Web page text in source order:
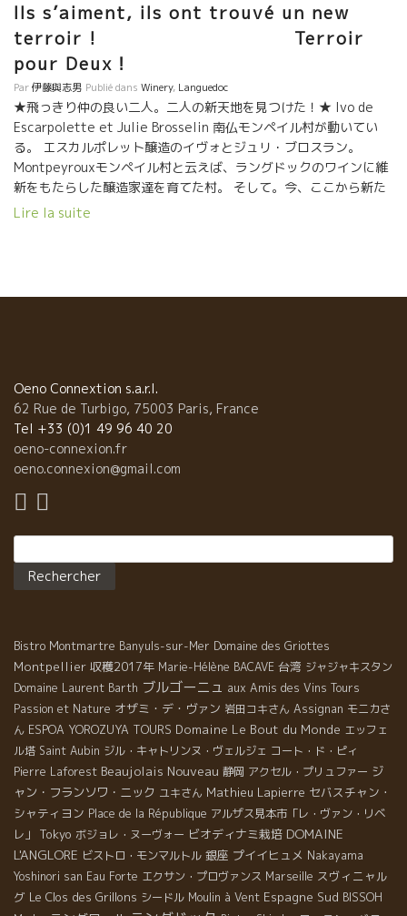
Ils s’aiment, ils ont trouvé un new
terroir ! Terroir
pour Deux！
Par伊藤與志男 Publié dans Winery, Languedoc
★飛っきり仲の良い二人。二人の新天地を見つけた！★ Ivo de
Escarpolette et Julie Brosselin 南仏モンペイル村が動いてい
る。 エスカルポレット醸造のイヴォとジュリ・ブロスラン。
Montpeyrouxモンペイル村と云えば、ラングドックのワインに維
新をもたらした醸造家達を育てた村。 そして。今、ここから新た
に時代を築きつつあるこの二人。 紆余曲折ありながらも、赤い糸
Lire la suite
Oeno Connextion s.a.r.l.
62 Rue de Turbigo, 75003 Paris, France
Tel +33 (0)1 49 96 40 20
oeno-connexion.fr
oeno.connexion@gmail.com
Bistro Montmartre Banyuls-sur-Mer Domaine des Griottes
Montpellier 収穫2017年 Marie-Hélène BACAVE 台湾 ジャジャキスタン
Domaine Laurent Barth ブルゴーニュ aux Amis des Vins Tours
Passion et Nature オザミ・デ・ヴァン 岩田コキさん Assignan モニカさ
ん ESPOA YOROZUYA TOURS Domaine Le Bout du Monde エッフェ
ル塔 Saint Aubin ジル・キャトリンヌ・ヴェルジェ コート・ド・ピィ
Pierre Laforest Beaujolais Nouveau 静岡 アクセル・プリュファー ジ
ャン・フランソワ・ニック ユキさん Mathieu Lapierre セバスチャン・
シャティヨン Place de la République アルザス見本市「レ・ヴァン・リベ
レ」
Tokyo ボジョレ・ヌーヴォー ビオディナミ栽培 DOMAINE
L'ANGLORE ビストロ・モンマルトル 銀座 プイイヒュメ Nakayama
Yoshinori san Eau Forte エクサン・プロヴァンス Marseille スヴィニャル
グ Le Clos des Grillons シードル Moulin à Vent Espagne Sud BISSOH